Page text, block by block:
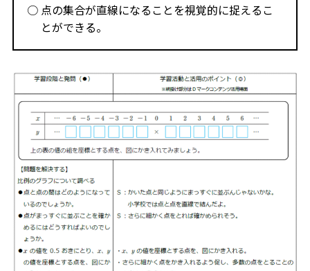
点の集合が直線になることを視覚的に捉えるこ
とができる。